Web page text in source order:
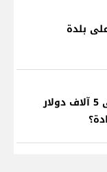
بلدة
راتب النائب من 3 آلاف إلى 5 آلاف دولار